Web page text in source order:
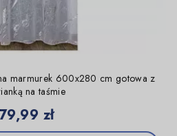
marmurek 600x280 cm gotowa z
na taśmie
Cenazł